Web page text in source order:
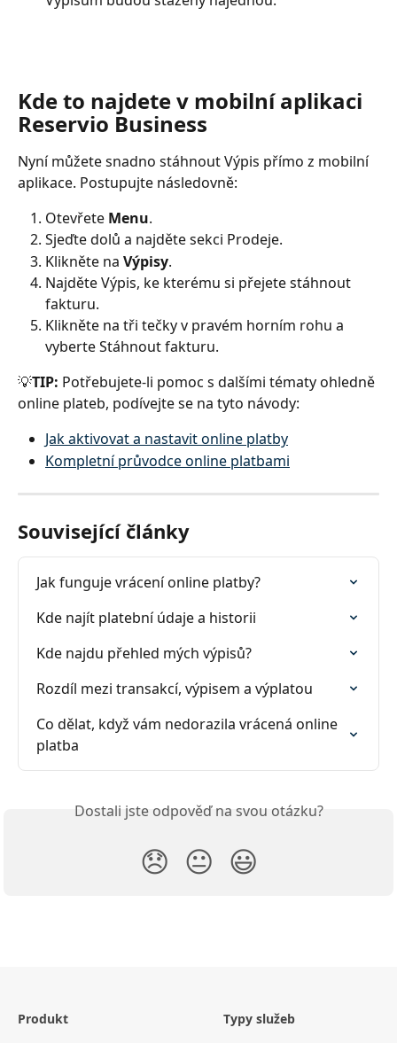
Kde to najdete v mobilní aplikaci
Reservio Business
Nyní můžete snadno stáhnout Výpis přímo z mobilní
aplikace. Postupujte následovně:
Otevřete Menu.
Sjeďte dolů a najděte sekci Prodeje.
Klikněte na Výpisy.
Najděte Výpis, ke kterému si přejete stáhnout
fakturu.
Klikněte na tři tečky v pravém horním rohu a
vyberte Stáhnout fakturu.
💡TIP: Potřebujete-li pomoc s dalšími tématy ohledně
online plateb, podívejte se na tyto návody:
Jak aktivovat a nastavit online platby
Kompletní průvodce online platbami
Související články
Jak funguje vrácení online platby?
Kde najít platební údaje a historii
Kde najdu přehled mých výpisů?
Rozdíl mezi transakcí, výpisem a výplatou
Co dělat, když vám nedorazila vrácená online
platba
Dostali jste odpověď na svou otázku?
😞 😐 😃
Produkt Typy služeb